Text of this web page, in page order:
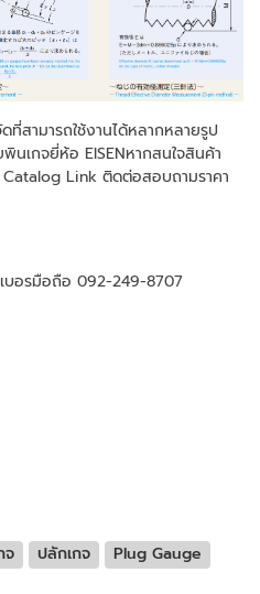
สามารถใช้งานได้หลากหลายรูป
นเกจยี่ห้อ EISENหากสนใจสินค้า
Catalog Link ติดต่อสอบถามราคา
บอรมือถือ 092-249-8707
จ ปลักเกจ
Plug Gauge